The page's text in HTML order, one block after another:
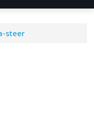
steer